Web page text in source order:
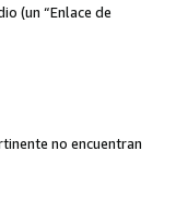
(un “Enlace de
no encuentran